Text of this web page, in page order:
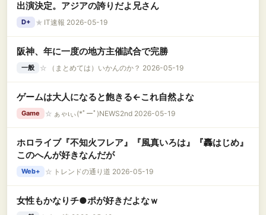
出演決定。アジアの誇りだよ兄さん
D+ ★ IT速報 2026-05-19
阪神、年に一度の地方主催試合で完勝
一般 ☆ （まとめては）いかんのか？ 2026-05-19
ゲームは大人になると飽きる←これ自然よな
Game ☆ ぁゃιぃ(*ﾟーﾟ)NEWS2nd 2026-05-19
ホロライブ『不知火フレア』『風真いろは』『轟はじめ』
このへんが好きなんだが
Web+ ☆ トレンドの通り道 2026-05-19
女性もかなりチ●ポが好きだよなｗ